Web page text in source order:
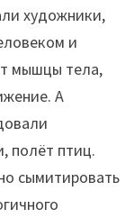
художники,
и
мышцы тела,
А
полёт птиц.
сымитировать